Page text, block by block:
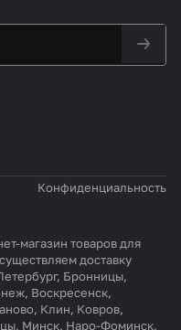
Конфиденциальность
магазин товаров для
доставку
Бронницы,
Воскресенск,
Клин, Ковров,
Минск, Наро-Фоминск,